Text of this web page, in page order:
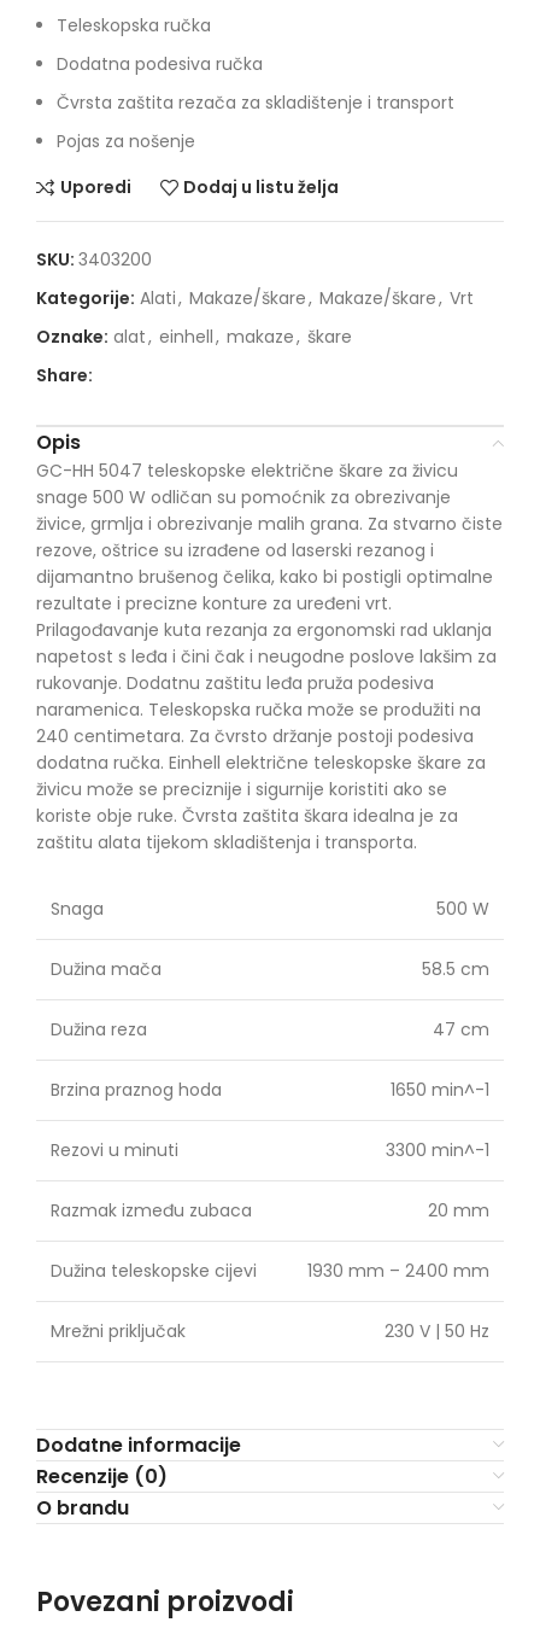
Teleskopska ručka
Dodatna podesiva ručka
Čvrsta zaštita rezača za skladištenje i transport
Pojas za nošenje
Uporedi
Dodaj u listu želja
SKU: 3403200
Kategorije: Alati, Makaze/škare, Makaze/škare, Vrt
Oznake: alat, einhell, makaze, škare
Share:
Opis
GC-HH 5047 teleskopske električne škare za živicu
snage 500 W odličan su pomoćnik za obrezivanje
živice, grmlja i obrezivanje malih grana. Za stvarno čiste
rezove, oštrice su izrađene od laserski rezanog i
dijamantno brušenog čelika, kako bi postigli optimalne
rezultate i precizne konture za uređeni vrt.
Prilagođavanje kuta rezanja za ergonomski rad uklanja
napetost s leđa i čini čak i neugodne poslove lakšim za
rukovanje. Dodatnu zaštitu leđa pruža podesiva
naramenica. Teleskopska ručka može se produžiti na
240 centimetara. Za čvrsto držanje postoji podesiva
dodatna ručka. Einhell električne teleskopske škare za
živicu može se preciznije i sigurnije koristiti ako se
koriste obje ruke. Čvrsta zaštita škara idealna je za
zaštitu alata tijekom skladištenja i transporta.
Snaga 500 W
Dužina mača 58.5 cm
Dužina reza 47 cm
Brzina praznog hoda 1650 min^-1
Rezovi u minuti 3300 min^-1
Razmak između zubaca 20 mm
Dužina teleskopske cijevi 1930 mm – 2400 mm
Mrežni priključak 230 V | 50 Hz
Dodatne informacije
Recenzije (0)
O brandu
Povezani proizvodi